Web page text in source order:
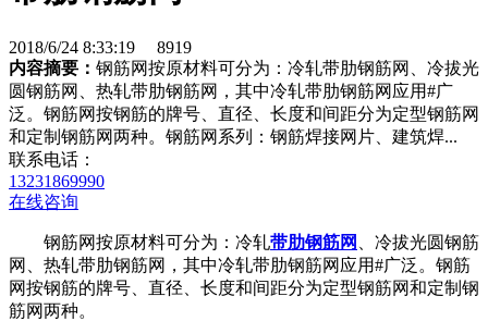
2018/6/24 8:33:19
8919
内容摘要： 钢筋网按原材料可分为：冷轧带肋钢筋网、冷拔光
圆钢筋网、热轧带肋钢筋网，其中冷轧带肋钢筋网应用#广
泛。钢筋网按钢筋的牌号、直径、长度和间距分为定型钢筋网
和定制钢筋网两种。钢筋网系列：钢筋焊接网片、建筑焊...
联系电话：
13231869990
在线咨询
钢筋网按原材料可分为：冷轧带肋钢筋网
、冷拔光圆钢筋
网、热轧带肋钢筋网，其中冷轧带肋钢筋网应用#广泛。钢筋
网按钢筋的牌号、直径、长度和间距分为定型钢筋网和定制钢
筋网两种。